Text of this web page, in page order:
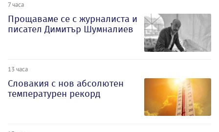
7 часа
Прощаваме се с журналиста и
писател Димитър Шумналиев
13 часа
Словакия с нов абсолютен
температурен рекорд